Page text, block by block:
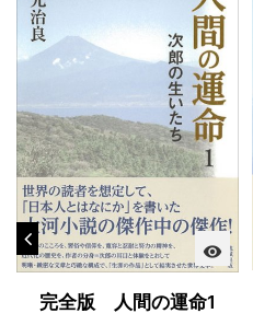
visibility
完全版 人間の運命1